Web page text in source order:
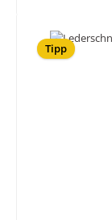
Bildergalerie
Tipp